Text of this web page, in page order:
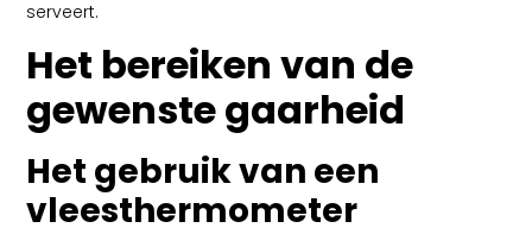
serveert.
Het bereiken van de
gewenste gaarheid
Het gebruik van een
vleesthermometer